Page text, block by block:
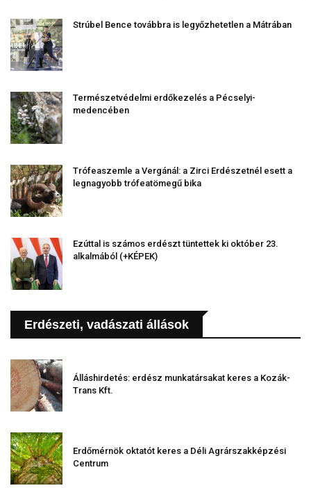
Strúbel Bence továbbra is legyőzhetetlen a Mátrában
Természetvédelmi erdőkezelés a Pécselyi-
medencében
Trófeaszemle a Vergánál: a Zirci Erdészetnél esett a
legnagyobb trófeatömegű bika
Ezúttal is számos erdészt tüntettek ki október 23.
alkalmából (+KÉPEK)
Erdészeti, vadászati állások
Álláshirdetés: erdész munkatársakat keres a Kozák-
Trans Kft.
Erdőmérnök oktatót keres a Déli Agrárszakképzési
Centrum